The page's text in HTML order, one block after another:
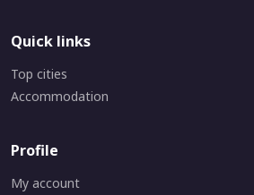
Quick links
Top cities
Accommodation
Profile
My account